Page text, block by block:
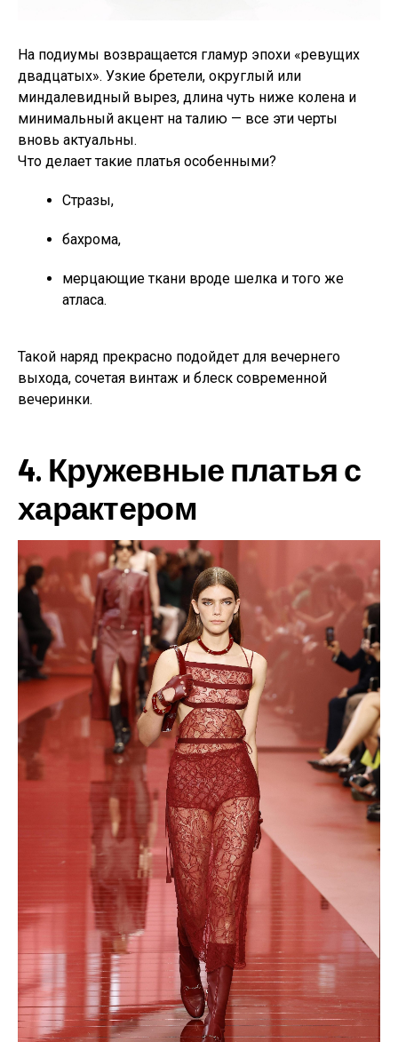
На подиумы возвращается гламур эпохи «ревущих
двадцатых». Узкие бретели, округлый или
миндалевидный вырез, длина чуть ниже колена и
минимальный акцент на талию — все эти черты
вновь актуальны.
Что делает такие платья особенными?
Стразы,
бахрома,
мерцающие ткани вроде шелка и того же
атласа.
Такой наряд прекрасно подойдет для вечернего
выхода, сочетая винтаж и блеск современной
вечеринки.
4. Кружевные платья с
характером